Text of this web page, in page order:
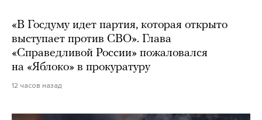
«В Госдуму идет партия, которая открыто
выступает против СВО». Глава
«Справедливой России» пожаловался
на «Яблоко» в прокуратуру
12 часов назад